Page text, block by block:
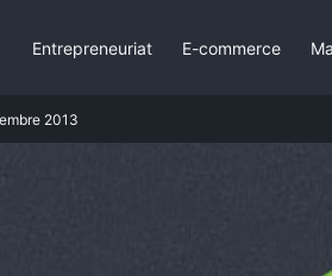
2013
Entrepreneuriat E-commerce